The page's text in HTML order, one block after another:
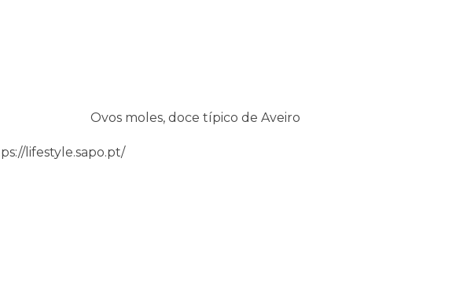
lifestyle.sapo.pt/